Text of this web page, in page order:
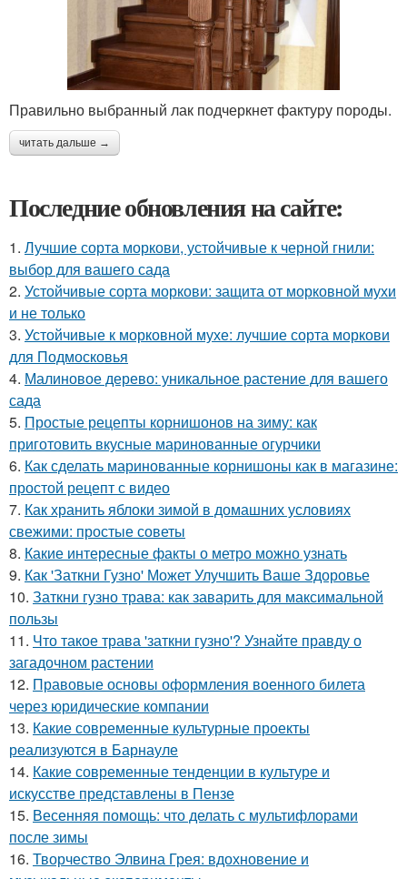
Правильно выбранный лак подчеркнет фактуру породы.
читать дальше →
Последние обновления на сайте:
1. Лучшие сорта моркови, устойчивые к черной гнили:
выбор для вашего сада
2. Устойчивые сорта моркови: защита от морковной мухи
и не только
3. Устойчивые к морковной мухе: лучшие сорта моркови
для Подмосковья
4. Малиновое дерево: уникальное растение для вашего
сада
5. Простые рецепты корнишонов на зиму: как
приготовить вкусные маринованные огурчики
6. Как сделать маринованные корнишоны как в магазине:
простой рецепт с видео
7. Как хранить яблоки зимой в домашних условиях
свежими: простые советы
8. Какие интересные факты о метро можно узнать
9. Как 'Заткни Гузно' Может Улучшить Ваше Здоровье
10. Заткни гузно трава: как заварить для максимальной
пользы
11. Что такое трава 'заткни гузно'? Узнайте правду о
загадочном растении
12. Правовые основы оформления военного билета
через юридические компании
13. Какие современные культурные проекты
реализуются в Барнауле
14. Какие современные тенденции в культуре и
искусстве представлены в Пензе
15. Весенняя помощь: что делать с мультифлорами
после зимы
16. Творчество Элвина Грея: вдохновение и